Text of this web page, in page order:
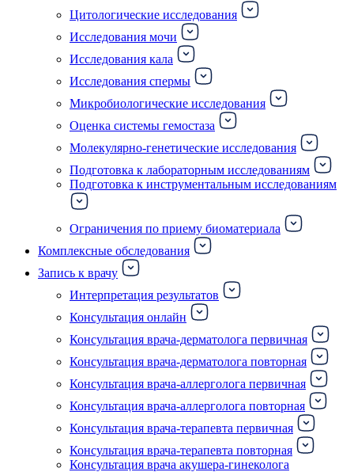
Цитологические исследования
Исследования мочи
Исследования кала
Исследования спермы
Микробиологические исследования
Оценка системы гемостаза
Молекулярно-генетические исследования
Подготовка к лабораторным исследованиям
Подготовка к инструментальным исследованиям
Ограничения по приему биоматериала
Комплексные обследования
Запись к врачу
Интерпретация результатов
Консультация онлайн
Консультация врача-дерматолога первичная
Консультация врача-дерматолога повторная
Консультация врача-аллерголога первичная
Консультация врача-аллерголога повторная
Консультация врача-терапевта первичная
Консультация врача-терапевта повторная
Консультация врача акушера-гинеколога